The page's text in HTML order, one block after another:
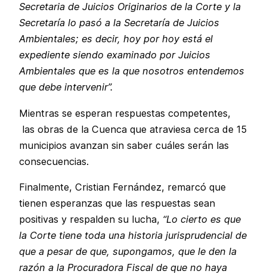
Secretaria de Juicios Originarios de la Corte y la
Secretaría lo pasó a la Secretaría de Juicios
Ambientales; es decir, hoy por hoy está el
expediente siendo examinado por Juicios
Ambientales que es la que nosotros entendemos
que debe intervenir”.
Mientras se esperan respuestas competentes,
las obras de la Cuenca que atraviesa cerca de 15
municipios avanzan sin saber cuáles serán las
consecuencias.
Finalmente, Cristian Fernández, remarcó que
tienen esperanzas que las respuestas sean
positivas y respalden su lucha, “Lo cierto es que
la Corte tiene toda una historia jurisprudencial de
que a pesar de que, supongamos, que le den la
razón a la Procuradora Fiscal de que no haya